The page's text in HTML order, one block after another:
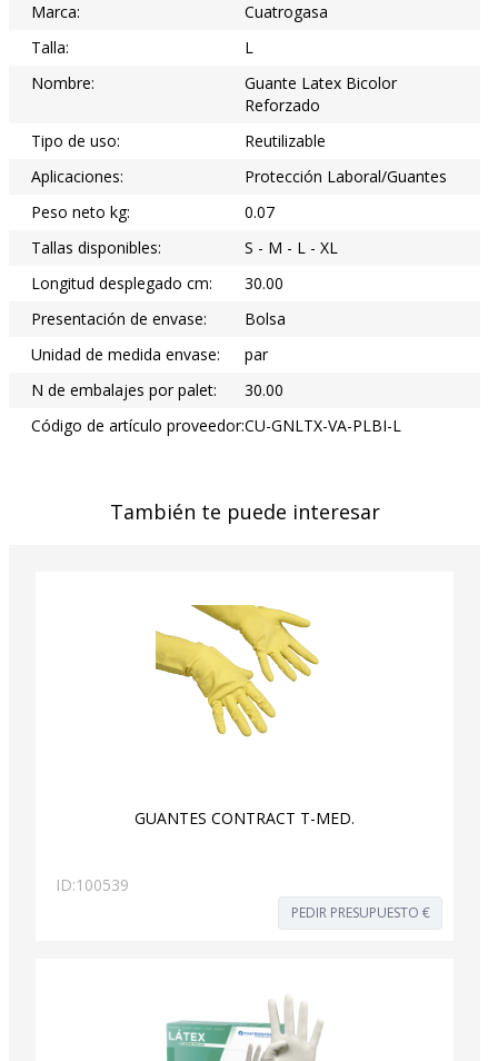
Marca:
Cuatrogasa
Talla:
L
Nombre:
Guante Latex Bicolor
Reforzado
Tipo de uso:
Reutilizable
Aplicaciones:
Protección Laboral/Guantes
Peso neto kg:
0.07
Tallas disponibles:
S - M - L - XL
Longitud desplegado cm:
30.00
Presentación de envase:
Bolsa
Unidad de medida envase:
par
N de embalajes por palet:
30.00
Código de artículo proveedor:CU-GNLTX-VA-PLBI-L
También te puede interesar
GUANTES CONTRACT T-MED.
ID:100539
PEDIR PRESUPUESTO €